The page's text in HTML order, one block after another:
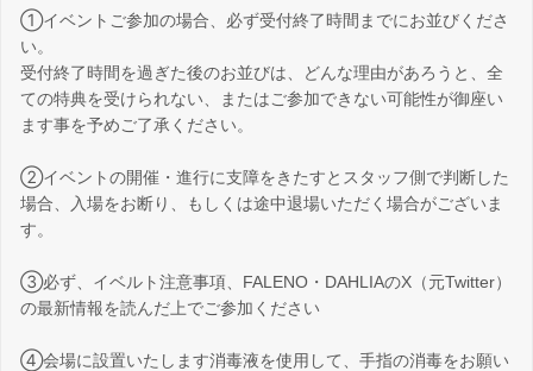
①イベントご参加の場合、必ず受付終了時間までにお並びくださ
い。
受付終了時間を過ぎた後のお並びは、どんな理由があろうと、全
ての特典を受けられない、またはご参加できない可能性が御座い
ます事を予めご了承ください。
②イベントの開催・進行に支障をきたすとスタッフ側で判断した
場合、入場をお断り、もしくは途中退場いただく場合がございま
す。
③必ず、イベルト注意事項、FALENO・DAHLIAのX（元Twitter）
の最新情報を読んだ上でご参加ください
④会場に設置いたします消毒液を使用して、手指の消毒をお願い